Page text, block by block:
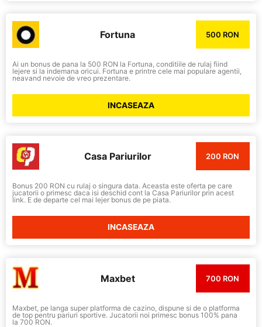
Fortuna 500 RON
Ai un bonus de pana la 500 RON la Fortuna, conditiile de rulaj fiind
lejere si la indemana oricui. Fortuna e printre cele mai populare agentii,
neavand nevoie de vreo prezentare.
INCASEAZA
Casa Pariurilor 200 RON
Bonus 200 RON cu rulaj o singura data. Aceasta este oferta pe care
jucatorii o primesc daca isi deschid cont la Casa Pariurilor prin acest
link. E de departe cel mai lejer bonus de pe piata.
INCASEAZA
Maxbet 700 RON
Maxbet, pe langa super platforma de cazino, dispune si de o platforma
de top pentru pariuri sportive. Jucatorii noi primesc bonus 100% pana
la 700 RON.